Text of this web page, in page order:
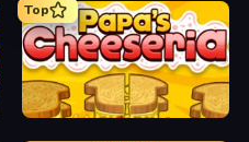
Top
Papa's Cheeseria